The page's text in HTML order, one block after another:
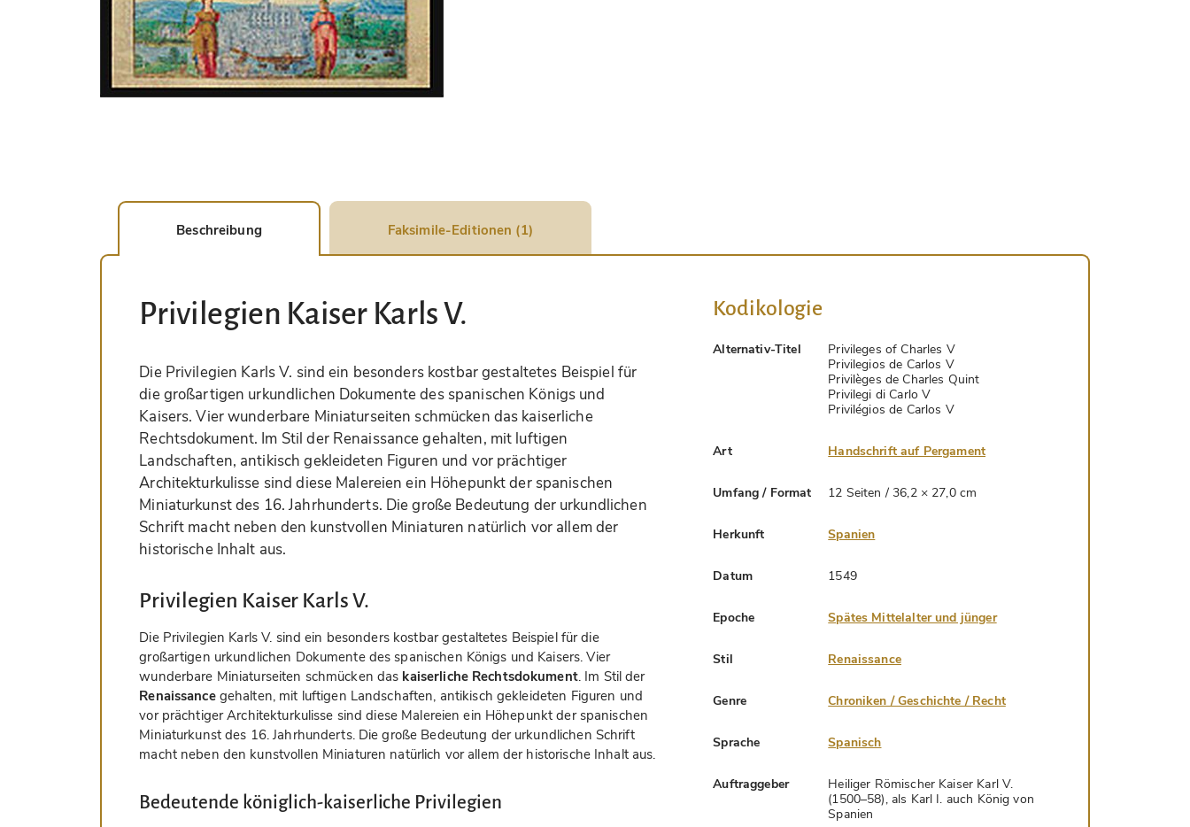
Beschreibung Faksimile-Editionen (1)
Privilegien Kaiser Karls V.
Die Privilegien Karls V. sind ein besonders kostbar gestaltetes Beispiel für
die großartigen urkundlichen Dokumente des spanischen Königs und
Kaisers. Vier wunderbare Miniaturseiten schmücken das kaiserliche
Rechtsdokument. Im Stil der Renaissance gehalten, mit luftigen
Landschaften, antikisch gekleideten Figuren und vor prächtiger
Architekturkulisse sind diese Malereien ein Höhepunkt der spanischen
Miniaturkunst des 16. Jahrhunderts. Die große Bedeutung der urkundlichen
Schrift macht neben den kunstvollen Miniaturen natürlich vor allem der
historische Inhalt aus.
Privilegien Kaiser Karls V.
Die Privilegien Karls V. sind ein besonders kostbar gestaltetes Beispiel für die
großartigen urkundlichen Dokumente des spanischen Königs und Kaisers. Vier
wunderbare Miniaturseiten schmücken das kaiserliche Rechtsdokument. Im Stil der
Renaissancegehalten, mit luftigen Landschaften, antikisch gekleideten Figuren und
vor prächtiger Architekturkulisse sind diese Malereien ein Höhepunkt der spanischen
Miniaturkunst des 16. Jahrhunderts. Die große Bedeutung der urkundlichen Schrift
macht neben den kunstvollen Miniaturen natürlich vor allem der historische Inhalt aus.
Bedeutende königlich-kaiserliche Privilegien
Kodikologie
Alternativ-Titel
Privileges of Charles V
Privilegios de Carlos V
Privilèges de Charles Quint
Privilegi di Carlo V
Privilégios de Carlos V
Art Handschrift auf Pergament
Umfang / Format 12 Seiten / 36,2 × 27,0 cm
Herkunft Spanien
Datum 1549
Epoche Spätes Mittelalter und jünger
Stil Renaissance
Genre Chroniken / Geschichte / Recht
Sprache Spanisch
Auftraggeber
Heiliger Römischer Kaiser Karl V.
(1500–58), als Karl I. auch König von
Spanien